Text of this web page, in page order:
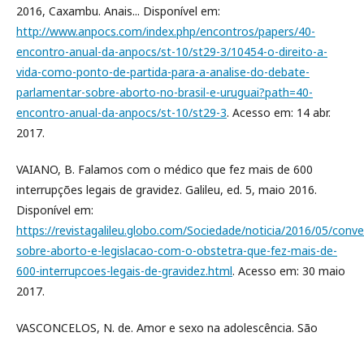
2016, Caxambu. Anais... Disponível em:
http://www.anpocs.com/index.php/encontros/papers/40-
encontro-anual-da-anpocs/st-10/st29-3/10454-o-direito-a-
vida-como-ponto-de-partida-para-a-analise-do-debate-
parlamentar-sobre-aborto-no-brasil-e-uruguai?path=40-
encontro-anual-da-anpocs/st-10/st29-3. Acesso em: 14 abr.
2017.
VAIANO, B. Falamos com o médico que fez mais de 600
interrupções legais de gravidez. Galileu, ed. 5, maio 2016.
Disponível em:
https://revistagalileu.globo.com/Sociedade/noticia/2016/05/
sobre-aborto-e-legislacao-com-o-obstetra-que-fez-mais-de-
600-interrupcoes-legais-de-gravidez.html. Acesso em: 30 maio
2017.
VASCONCELOS, N. de. Amor e sexo na adolescência. São